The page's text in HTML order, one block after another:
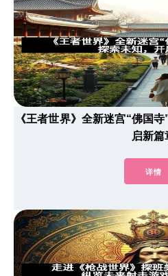
《王者世界》全新迷宫“佛国
启新篇
详情